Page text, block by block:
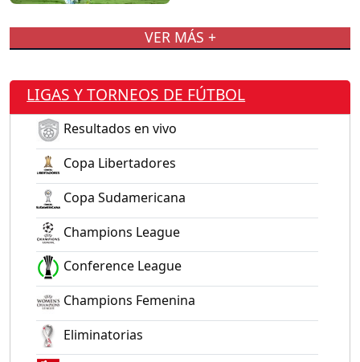
VER MÁS +
LIGAS Y TORNEOS DE FÚTBOL
Resultados en vivo
Copa Libertadores
Copa Sudamericana
Champions League
Conference League
Champions Femenina
Eliminatorias